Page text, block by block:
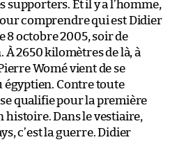
supporters. Et il y a l’homme,
comprendre qui est Didier
8 octobre 2005, soir de
2650 kilomètres de là, à
Womé vient de se
égyptien. Contre toute
qualifie pour la première
histoire. Dans le vestiaire,
c’est la guerre. Didier